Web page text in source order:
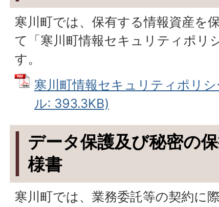
寒川町では、保有する情報資産を
て「寒川町情報セキュリティポリ
す。
寒川町情報セキュリティポリ
ル: 393.3KB)
データ保護及び秘密の
様書
寒川町では、業務委託等の契約に